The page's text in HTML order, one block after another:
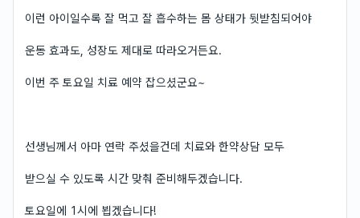
이런 아이일수록 잘 먹고 잘 흡수하는 몸 상태가 뒷받침되어야
운동 효과도, 성장도 제대로 따라오거든요.
이번 주 토요일 치료 예약 잡으셨군요~
선생님께서 아마 연락 주셨을건데 치료와 한약상담 모두
받으실 수 있도록 시간 맞춰 준비해두겠습니다.
토요일에 1시에 뵙겠습니다!